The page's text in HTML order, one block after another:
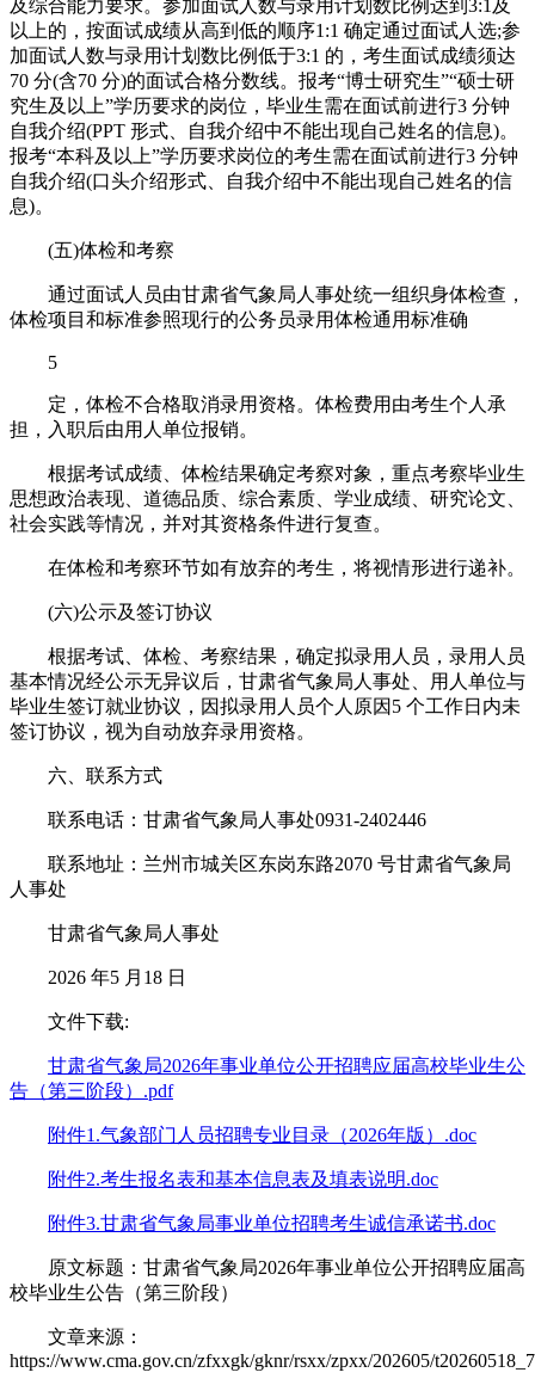
及综合能力要求。参加面试人数与录用计划数比例达到3:1及
以上的，按面试成绩从高到低的顺序1:1 确定通过面试人选;参
加面试人数与录用计划数比例低于3:1 的，考生面试成绩须达
70 分(含70 分)的面试合格分数线。报考“博士研究生”“硕士研
究生及以上”学历要求的岗位，毕业生需在面试前进行3 分钟
自我介绍(PPT 形式、自我介绍中不能出现自己姓名的信息)。
报考“本科及以上”学历要求岗位的考生需在面试前进行3 分钟
自我介绍(口头介绍形式、自我介绍中不能出现自己姓名的信
息)。
(五)体检和考察
通过面试人员由甘肃省气象局人事处统一组织身体检查，
体检项目和标准参照现行的公务员录用体检通用标准确
5
定，体检不合格取消录用资格。体检费用由考生个人承
担，入职后由用人单位报销。
根据考试成绩、体检结果确定考察对象，重点考察毕业生
思想政治表现、道德品质、综合素质、学业成绩、研究论文、
社会实践等情况，并对其资格条件进行复查。
在体检和考察环节如有放弃的考生，将视情形进行递补。
(六)公示及签订协议
根据考试、体检、考察结果，确定拟录用人员，录用人员
基本情况经公示无异议后，甘肃省气象局人事处、用人单位与
毕业生签订就业协议，因拟录用人员个人原因5 个工作日内未
签订协议，视为自动放弃录用资格。
六、联系方式
联系电话：甘肃省气象局人事处0931-2402446
联系地址：兰州市城关区东岗东路2070 号甘肃省气象局
人事处
甘肃省气象局人事处
2026 年5 月18 日
文件下载:
甘肃省气象局2026年事业单位公开招聘应届高校毕业生公
告（第三阶段）.pdf
附件1.气象部门人员招聘专业目录（2026年版）.doc
附件2.考生报名表和基本信息表及填表说明.doc
附件3.甘肃省气象局事业单位招聘考生诚信承诺书.doc
原文标题：甘肃省气象局2026年事业单位公开招聘应届高
校毕业生公告（第三阶段）
文章来源：
https://www.cma.gov.cn/zfxxgk/gknr/rsxx/zpxx/202605/